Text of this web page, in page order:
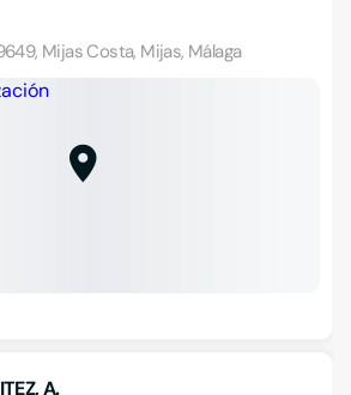
Mijas Costa, Mijas, Málaga
A.